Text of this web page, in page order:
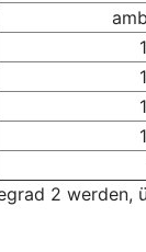
2 werden,